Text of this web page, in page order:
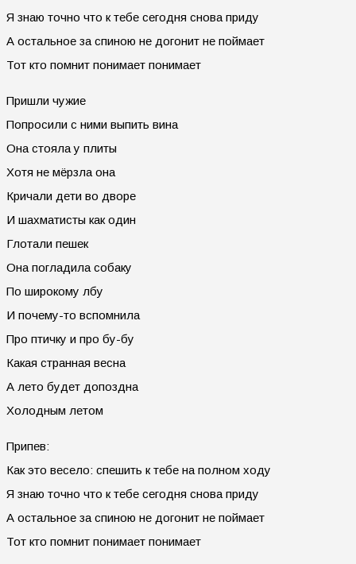
Я знаю точно что к тебе сегодня снова приду
А остальное за спиною не догонит не поймает
Тот кто помнит понимает понимает
Пришли чужие
Попросили с ними выпить вина
Она стояла у плиты
Хотя не мёрзла она
Кричали дети во дворе
И шахматисты как один
Глотали пешек
Она погладила собаку
По широкому лбу
И почему-то вспомнила
Про птичку и про бу-бу
Какая странная весна
А лето будет допоздна
Холодным летом
Припев:
Как это весело: спешить к тебе на полном ходу
Я знаю точно что к тебе сегодня снова приду
А остальное за спиною не догонит не поймает
Тот кто помнит понимает понимает